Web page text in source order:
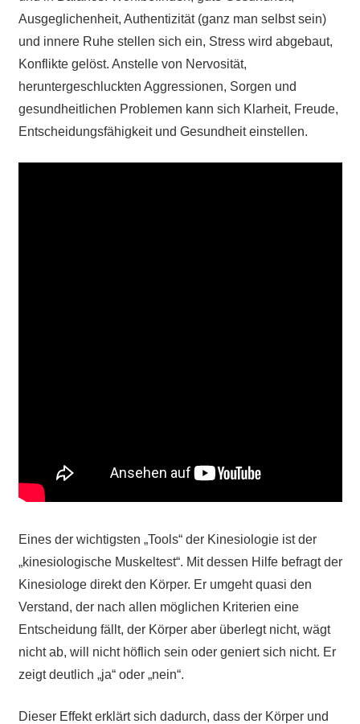
Ausgeglichenheit, Authentizität (ganz man selbst sein)
und innere Ruhe stellen sich ein, Stress wird abgebaut,
Konflikte gelöst. Anstelle von Nervosität,
heruntergeschluckten Aggressionen, Sorgen und
gesundheitlichen Problemen kann sich Klarheit, Freude,
Entscheidungsfähigkeit und Gesundheit einstellen.
Eines der wichtigsten „Tools“ der Kinesiologie ist der
„kinesiologische Muskeltest“. Mit dessen Hilfe befragt der
Kinesiologe direkt den Körper. Er umgeht quasi den
Verstand, der nach allen möglichen Kriterien eine
Entscheidung fällt, der Körper aber überlegt nicht, wägt
nicht ab, will nicht höflich sein oder geniert sich nicht. Er
zeigt deutlich „ja“ oder „nein“.
Dieser Effekt erklärt sich dadurch, dass der Körper und